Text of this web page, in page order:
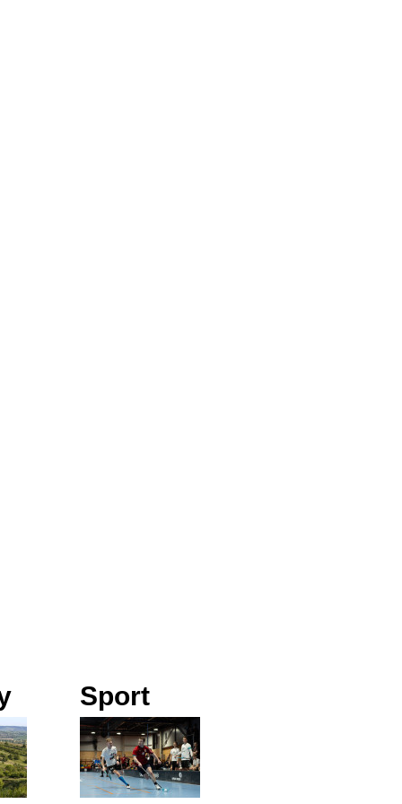
Sport